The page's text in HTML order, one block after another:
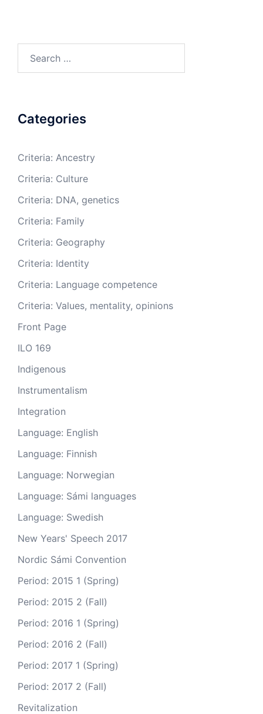
Categories
Criteria: Ancestry
Criteria: Culture
Criteria: DNA, genetics
Criteria: Family
Criteria: Geography
Criteria: Identity
Criteria: Language competence
Criteria: Values, mentality, opinions
Front Page
ILO 169
Indigenous
Instrumentalism
Integration
Language: English
Language: Finnish
Language: Norwegian
Language: Sámi languages
Language: Swedish
New Years' Speech 2017
Nordic Sámi Convention
Period: 2015 1 (Spring)
Period: 2015 2 (Fall)
Period: 2016 1 (Spring)
Period: 2016 2 (Fall)
Period: 2017 1 (Spring)
Period: 2017 2 (Fall)
Revitalization